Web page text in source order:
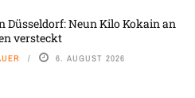
Düsseldorf: Neun Kilo Kokain an
versteckt
6. AUGUST 2026